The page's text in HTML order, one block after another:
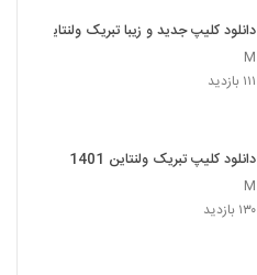
دانلود کلیپ جدید و زیبا تبریک ولنتاین
M
۱۱۱ بازدید
دانلود کلیپ تبریک ولنتاین 1401
M
۱۳۰ بازدید